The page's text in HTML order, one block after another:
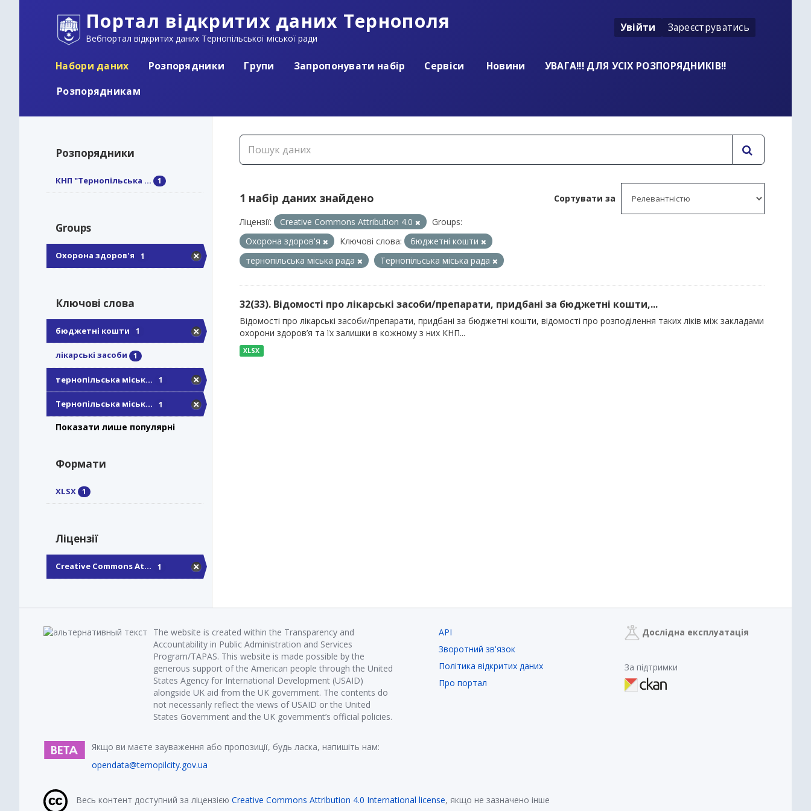
Портал відкритих даних Тернополя
Вебпортал відкритих даних Тернопільської міської ради
Увійти Зареєструватись
Набори даних Розпорядники Групи Запропонувати набір Сервіси Новини
УВАГА!!! ДЛЯ УСІХ РОЗПОРЯДНИКІВ!!
Розпорядникам
Розпорядники
КНП "Тернопільська ... 1
Groups
Охорона здоров'я 1
Ключові слова
бюджетні кошти 1
лікарські засоби 1
тернопільська міськ... 1
Тернопільська міськ... 1
Показати лише популярні
Формати
XLSX 1
Ліцензії
Creative Commons At... 1
Сортувати за
1 набір даних знайдено
Ліцензії: Creative Commons Attribution 4.0
Groups:
Охорона здоров'я
Ключові слова:
бюджетні кошти
тернопільська міська рада
Тернопільська міська рада
32(33). Відомості про лікарські засоби/препарати, придбані за бюджетні кошти,...
Відомості про лікарські засоби/препарати, придбані за бюджетні кошти, відомості про розподілення таких ліків між закладами
охорони здоров’я та їх залишки в кожному з них КНП...
XLSX
The website is created within the Transparency and
Accountability in Public Administration and Services
Program/TAPAS. This website is made possible by the
generous support of the American people through the United
States Agency for International Development (USAID)
alongside UK aid from the UK government. The contents do
not necessarily reflect the views of USAID or the United
States Government and the UK government’s official policies.
Якщо ви маєте зауваження або пропозиції, будь ласка, напишіть нам:
opendata@ternopilcity.gov.ua
API
Зворотний зв'язок
Політика відкритих даних
Про портал
Дослідна експлуатація
За підтримки
Весь контент доступний за ліцензією Creative Commons Attribution 4.0 International license, якщо не зазначено інше